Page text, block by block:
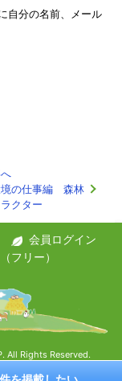
自分の名前、メール
境の仕事編 森林
ラクター
会員ログイン
フリー）
All Rights Reserved.